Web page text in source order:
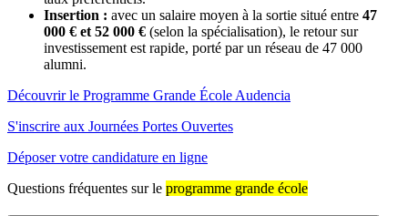
Insertion : avec un salaire moyen à la sortie situé entre 47
000 € et 52 000 € (selon la spécialisation), le retour sur
investissement est rapide, porté par un réseau de 47 000
alumni.
Découvrir le Programme Grande École Audencia
S'inscrire aux Journées Portes Ouvertes
Déposer votre candidature en ligne
Questions fréquentes sur le programme grande école